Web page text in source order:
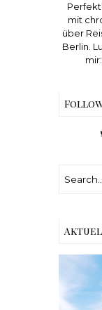
mit
über
Berlin.
Follow